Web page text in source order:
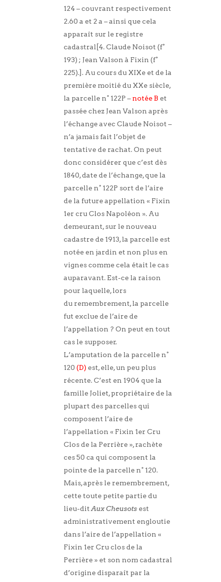
124 – couvrant respectivement
2.60 a et 2 a – ainsi que cela
apparaît sur le registre
cadastral[4. Claude Noisot (f°
193) ; Jean Valson à Fixin (f°
225).]. Au cours du XIXe et de la
première moitié du XXe siècle,
la parcelle n° 122P – notée B et
passée chez Jean Valson après
l’échange avec Claude Noisot –
n’a jamais fait l’objet de
tentative de rachat. On peut
donc considérer que c’est dès
1840, date de l’échange, que la
parcelle n° 122P sort de l’aire
de la future appellation « Fixin
1er cru Clos Napoléon ». Au
demeurant, sur le nouveau
cadastre de 1913, la parcelle est
notée en jardin et non plus en
vignes comme cela était le cas
auparavant. Est-ce la raison
pour laquelle, lors
du remembrement, la parcelle
fut exclue de l’aire de
l’appellation ? On peut en tout
cas le supposer.
L’amputation de la parcelle n°
120 (D) est, elle, un peu plus
récente. C’est en 1904 que la
famille Joliet, propriétaire de la
plupart des parcelles qui
composent l’aire de
l’appellation « Fixin 1er Cru
Clos de la Perrière », rachète
ces 50 ca qui composent la
pointe de la parcelle n° 120.
Mais, après le remembrement,
cette toute petite partie du
lieu-dit Aux Cheusots est
administrativement engloutie
dans l’aire de l’appellation «
Fixin 1er Cru clos de la
Perrière » et son nom cadastral
d’origine disparaît par la